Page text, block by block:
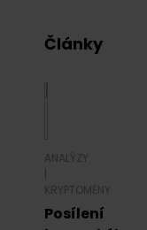
Články
ANALÝZY
KRYPTOMĚNY
Posílení